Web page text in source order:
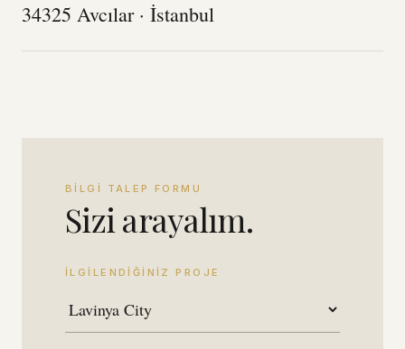
34325 Avcılar · İstanbul
BILGI TALEP FORMU
Sizi arayalım.
İLGILENDIĞINIZ PROJE